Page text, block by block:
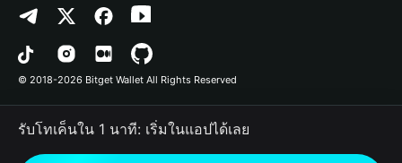
ทรัพยากรข้อมูลของแบรนด์
อาชีพ
Prediction Markets
DApp
RWA
การตรวจจับสัญญา
การโอนเป็นชุด
Avalanche
Bitcoin
Polygon
นโยบายความเป็นส่วนตัว
ข้อตกลงในการใช้บริการ
© 2018-2026 Bitget Wallet All Rights Reserved
รับโทเค็นใน 1 นาที: เริ่มในแอปได้เลย